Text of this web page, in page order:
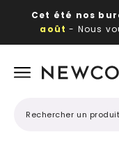
Cet été nos
août - Nous